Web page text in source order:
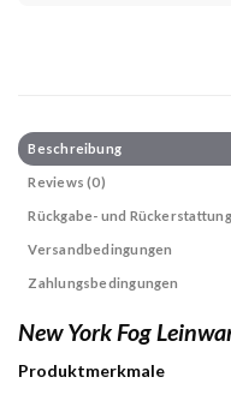
Beschreibung
Reviews (0)
Rückgabe- und
Versandbedingungen
Zahlungsbedingungen
New York Fog
Produktmerkmale